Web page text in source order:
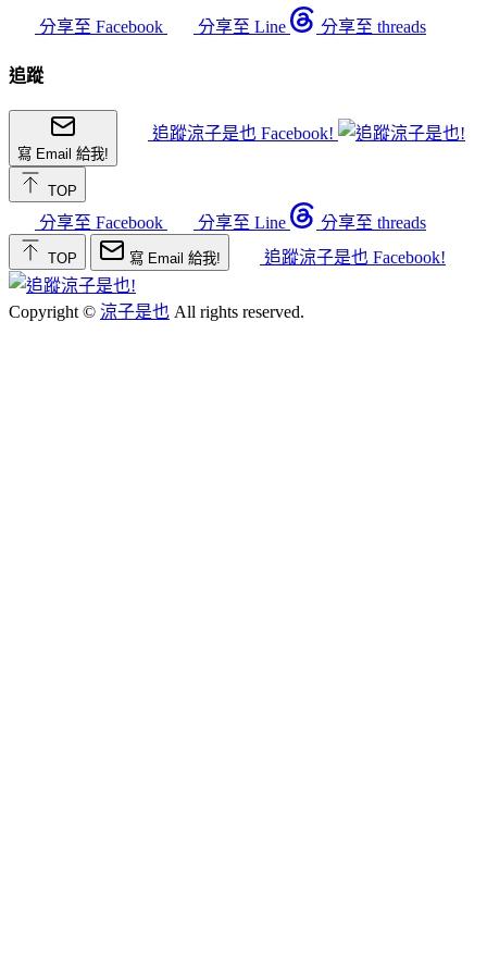
分享至 Facebook 分享至 Line 分享至 threads
追蹤
寫 Email 給我!
追蹤涼子是也 Facebook!
TOP
分享至 Facebook 分享至 Line 分享至 threads
TOP 寫 Email 給我! 追蹤涼子是也 Facebook!
Copyright © 涼子是也 All rights reserved.